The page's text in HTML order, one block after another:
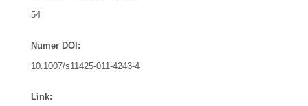
54
Numer DOI:
10.1007/s11425-011-4243-4
Link: